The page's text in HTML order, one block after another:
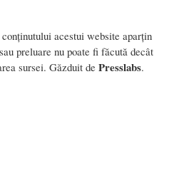
acestui website aparțin
preluare nu poate fi făcută decât
sursei. Găzduit de Presslabs.